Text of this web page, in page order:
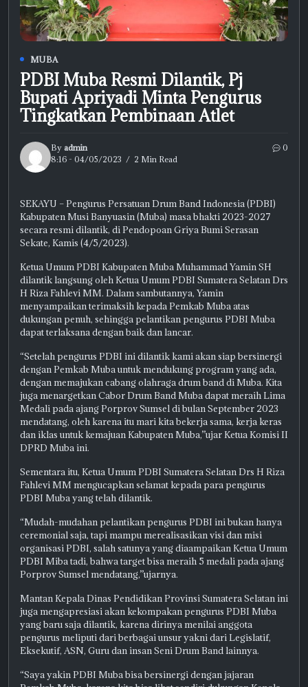
MUBA
PDBI Muba Resmi Dilantik, Pj
Bupati Apriyadi Minta Pengurus
Tingkatkan Pembinaan Atlet
By admin
8:16 - 04/05/2023
2 Min Read
0
SEKAYU – Pengurus Persatuan Drum Band Indonesia (PDBI)
Kabupaten Musi Banyuasin (Muba) masa bhakti 2023-2027
secara resmi dilantik, di Pendopoan Griya Bumi Serasan
Sekate, Kamis (4/5/2023).
Ketua Umum PDBI Kabupaten Muba Muhammad Yamin SH
dilantik langsung oleh Ketua Umum PDBI Sumatera Selatan Drs
H Riza Fahlevi MM. Dalam sambutannya, Yamin
menyampaikan terimaksih kepada Pemkab Muba atas
dukungan penuh, sehingga pelantikan pengurus PDBI Muba
dapat terlaksana dengan baik dan lancar.
“Setelah pengurus PDBI ini dilantik kami akan siap bersinergi
dengan Pemkab Muba untuk mendukung program yang ada,
dengan memajukan cabang olahraga drum band di Muba. Kita
juga menargetkan Cabor Drum Band Muba dapat meraih Lima
Medali pada ajang Porprov Sumsel di bulan September 2023
mendatang, oleh karena itu mari kita bekerja sama, kerja keras
dan iklas untuk kemajuan Kabupaten Muba,”ujar Ketua Komisi II
DPRD Muba ini.
Sementara itu, Ketua Umum PDBI Sumatera Selatan Drs H Riza
Fahlevi MM mengucapkan selamat kepada para pengurus
PDBI Muba yang telah dilantik.
“Mudah-mudahan pelantikan pengurus PDBI ini bukan hanya
ceremonial saja, tapi mampu merealisasikan visi dan misi
organisasi PDBI, salah satunya yang diaampaikan Ketua Umum
PDBI Miba tadi, bahwa target bisa meraih 5 medali pada ajang
Porprov Sumsel mendatang,”ujarnya.
Mantan Kepala Dinas Pendidikan Provinsi Sumatera Selatan ini
juga mengapresiasi akan kekompakan pengurus PDBI Muba
yang baru saja dilantik, karena dirinya menilai anggota
pengurus meliputi dari berbagai unsur yakni dari Legislatif,
Eksekutif, ASN, Guru dan insan Seni Drum Band lainnya.
“Saya yakin PDBI Muba bisa bersinergi dengan jajaran